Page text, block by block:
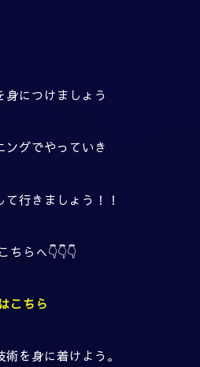
身につけましょう
グでやっていき
行きましょう！！
らへ👇👇👇
こちら
を身に着けよう。